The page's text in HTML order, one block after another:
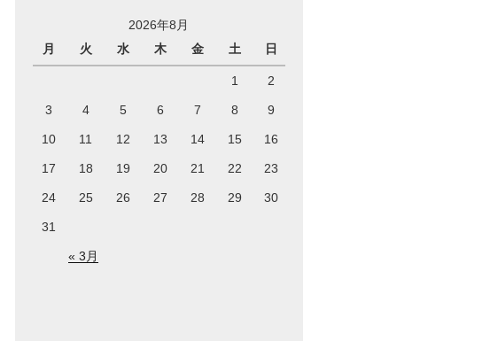
2026年8月
月
火 水 木 金 土 日
1 2
3 4 5 6 7 8 9
10 11 12 13 14 15 16
17 18 19 20 21 22 23
24 25 26 27 28 29 30
31
« 3月